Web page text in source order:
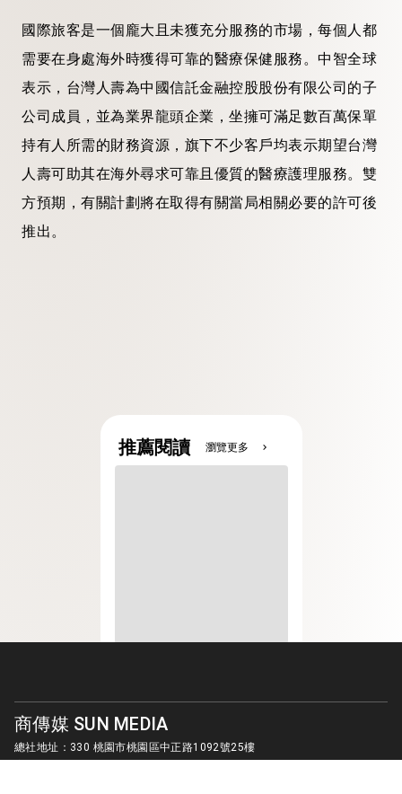
國際旅客是一個龐大且未獲充分服務的市場，每個人都
需要在身處海外時獲得可靠的醫療保健服務。中智全球
表示，台灣人壽為中國信託金融控股股份有限公司的子
公司成員，並為業界龍頭企業，坐擁可滿足數百萬保單
持有人所需的財務資源，旗下不少客戶均表示期望台灣
人壽可助其在海外尋求可靠且優質的醫療護理服務。 雙
方預期，有關計劃將在取得有關當局相關必要的許可後
推出。
推薦閱讀 瀏覽更多 chevron_right
商傳媒 SUN MEDIA
總社地址：330 桃園市桃園區中正路1092號25樓